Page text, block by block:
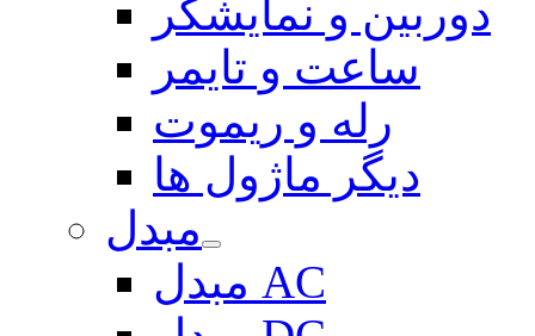
دوربین و نمایشگر
ساعت و تایمر
رله و ریموت
دیگر ماژول ها
مبدل
مبدل AC